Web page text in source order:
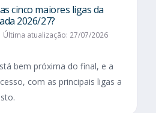
cinco maiores ligas da
2026/27?
Última atualização: 27/07/2026
bem próxima do final, e a
com as principais ligas a